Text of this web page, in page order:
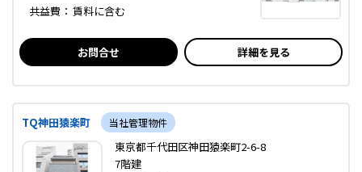
共益費： 賃料に含む
お問合せ 詳細を見る
TQ神田猿楽町 当社管理物件
東京都千代田区神田猿楽町2-6-8
7階建